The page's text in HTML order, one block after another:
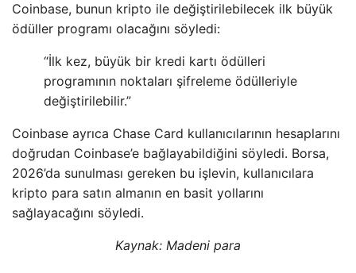
Coinbase, bunun kripto ile değiştirilebilecek ilk büyük
ödüller programı olacağını söyledi:
“İlk kez, büyük bir kredi kartı ödülleri
programının noktaları şifreleme ödülleriyle
değiştirilebilir.”
Coinbase ayrıca Chase Card kullanıcılarının hesaplarını
doğrudan Coinbase’e bağlayabildiğini söyledi. Borsa,
2026’da sunulması gereken bu işlevin, kullanıcılara
kripto para satın almanın en basit yollarını
sağlayacağını söyledi.
Kaynak: Madeni para